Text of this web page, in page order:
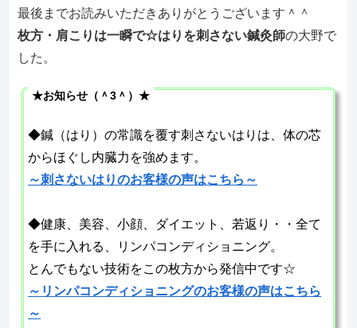
最後までお読みいただきありがとうございます＾＾
枚方・肩こりは一瞬で☆はりを刺さない鍼灸師の大野で
した。
★お知らせ（＾3＾）★
◆鍼（はり）の常識を覆す刺さないはりは、体の芯
からほぐし内臓力を強めます。
～刺さないはりのお客様の声はこちら～
◆健康、美容、小顔、ダイエット、若返り・・全て
を手に入れる、リンパコンディショニング。
とんでもない技術をこの枚方から発信中です☆
～リンパコンディショニングのお客様の声はこちら
～